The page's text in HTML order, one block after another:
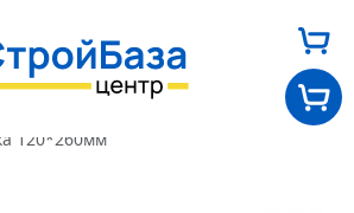
120*260мм